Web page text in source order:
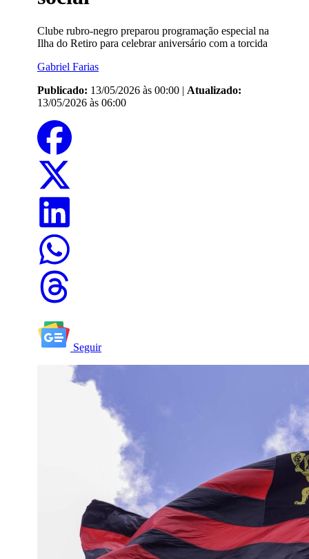
Clube rubro-negro preparou programação especial na
Ilha do Retiro para celebrar aniversário com a torcida
Gabriel Farias
Publicado: 13/05/2026 às 00:00 | Atualizado:
13/05/2026 às 06:00
Seguir